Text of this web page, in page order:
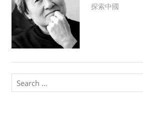
探索中國